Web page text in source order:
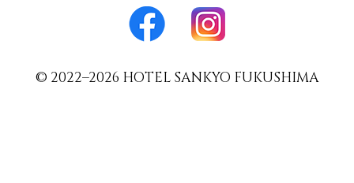
© 2022–2026 HOTEL SANKYO FUKUSHIMA